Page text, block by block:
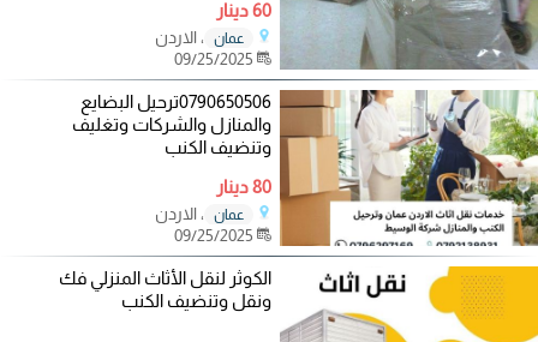
60 دينار
عمان
، الاردن
0790650506ترحيل البضايع
والمنازل والشركات وتغليف
وتنضيف الكنب
80 دينار
عمان
، الاردن
الكوثر لنقل الأثاث المنزلي فك
ونقل وتنضيف الكنب